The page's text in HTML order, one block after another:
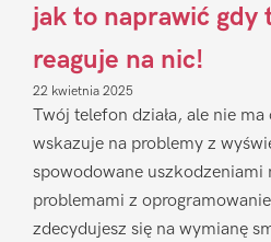
jak to naprawić gdy
reaguje na nic!
22 kwietnia 2025
Twój telefon działa, ale nie
wskazuje na problemy z
spowodowane
problemami z
zdecydujesz się na wymianę